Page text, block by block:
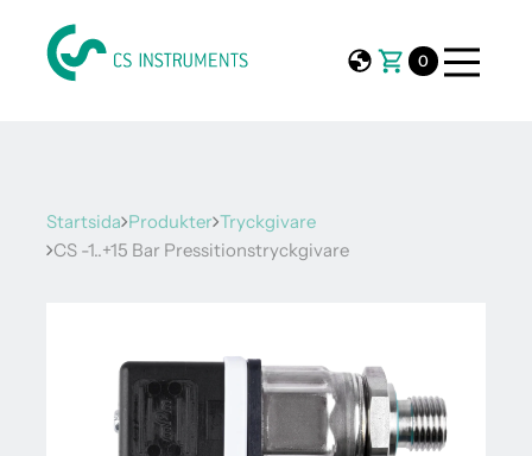
0
Startsida Produkter Tryckgivare
CS -1..+15 Bar Pressitionstryckgivare